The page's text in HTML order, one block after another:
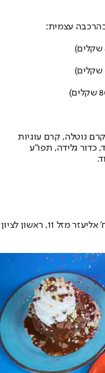
עצמית:
נוטלה, קרם עוגיות
כדור גלידה, תפו"ע